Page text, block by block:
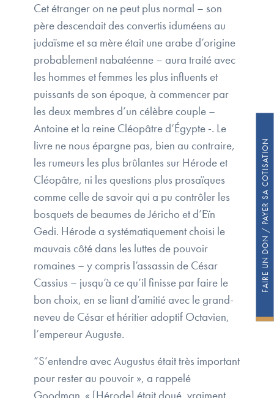
FAIRE UN DON / PAYER SA COTISATION
Cet étranger on ne peut plus normal – son
père descendait des convertis iduméens au
judaïsme et sa mère était une arabe d’origine
probablement nabatéenne – aura traité avec
les hommes et femmes les plus influents et
puissants de son époque, à commencer par
les deux membres d’un célèbre couple –
Antoine et la reine Cléopâtre d’Égypte -. Le
livre ne nous épargne pas, bien au contraire,
les rumeurs les plus brûlantes sur Hérode et
Cléopâtre, ni les questions plus prosaïques
comme celle de savoir qui a pu contrôler les
bosquets de beaumes de Jéricho et d’Eïn
Gedi. Hérode a systématiquement choisi le
mauvais côté dans les luttes de pouvoir
romaines – y compris l’assassin de César
Cassius – jusqu’à ce qu’il finisse par faire le
bon choix, en se liant d’amitié avec le grand-
neveu de César et héritier adoptif Octavien,
l’empereur Auguste.
“S’entendre avec Augustus était très important
pour rester au pouvoir », a rappelé